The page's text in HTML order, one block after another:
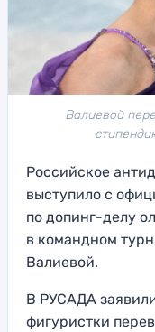
Валиевой
Российское
выступило с
по допинг-делу
в командном
Валиевой.
В РУСАДА
фигуристки